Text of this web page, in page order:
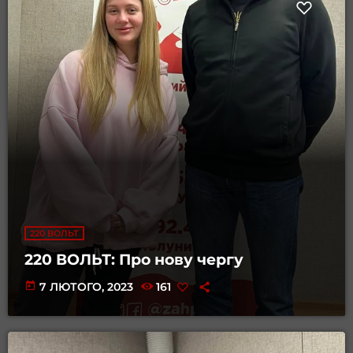
220 ВОЛЬТ
220 ВОЛЬТ: Про нову чергу
today 7 ЛЮТОГО, 2023 161